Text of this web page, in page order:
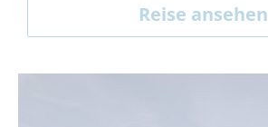
Reise ansehen